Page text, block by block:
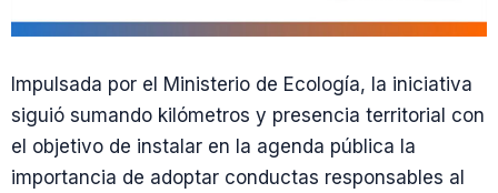
Impulsada por el Ministerio de Ecología, la iniciativa
siguió sumando kilómetros y presencia territorial con
el objetivo de instalar en la agenda pública la
importancia de adoptar conductas responsables al